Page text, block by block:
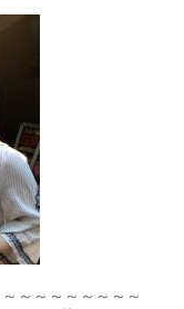
～～～～～～～～